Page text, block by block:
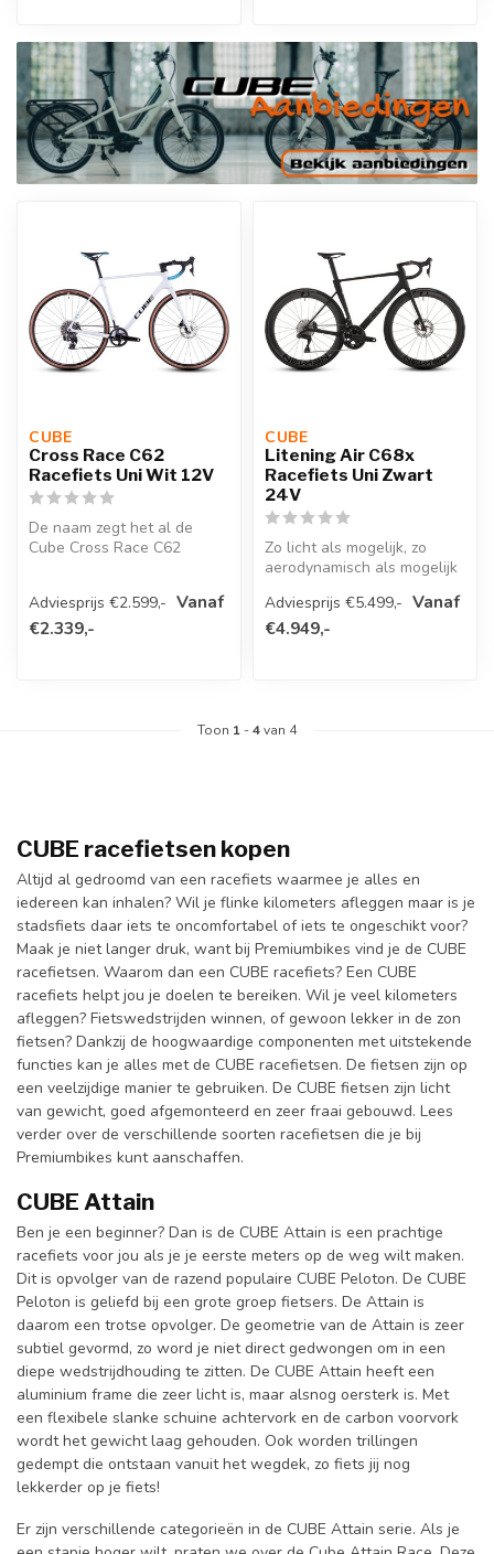
CUBE
Cross Race C62
Racefiets Uni Wit 12V
De naam zegt het al de
Cube Cross Race C62
Adviesprijs €2.599,- Vanaf
€2.339,-
CUBE
Litening Air C68x
Racefiets Uni Zwart
24V
Zo licht als mogelijk, zo
aerodynamisch als mogelijk
goedgekeurd...
Adviesprijs €5.499,- Vanaf
€4.949,-
Toon 1 -4van 4
CUBE racefietsen kopen
Altijd al gedroomd van een racefiets waarmee je alles en
iedereen kan inhalen? Wil je flinke kilometers afleggen maar is je
stadsfiets daar iets te oncomfortabel of iets te ongeschikt voor?
Maak je niet langer druk, want bij Premiumbikes vind je de CUBE
racefietsen. Waarom dan een CUBE racefiets? Een CUBE
racefiets helpt jou je doelen te bereiken. Wil je veel kilometers
afleggen? Fietswedstrijden winnen, of gewoon lekker in de zon
fietsen? Dankzij de hoogwaardige componenten met uitstekende
functies kan je alles met de CUBE racefietsen. De fietsen zijn op
een veelzijdige manier te gebruiken. De CUBE fietsen zijn licht
van gewicht, goed afgemonteerd en zeer fraai gebouwd. Lees
verder over de verschillende soorten racefietsen die je bij
Premiumbikes kunt aanschaffen.
CUBE Attain
Ben je een beginner? Dan is de CUBE Attain is een prachtige
racefiets voor jou als je je eerste meters op de weg wilt maken.
Dit is opvolger van de razend populaire CUBE Peloton. De CUBE
Peloton is geliefd bij een grote groep fietsers. De Attain is
daarom een trotse opvolger. De geometrie van de Attain is zeer
subtiel gevormd, zo word je niet direct gedwongen om in een
diepe wedstrijdhouding te zitten. De CUBE Attain heeft een
aluminium frame die zeer licht is, maar alsnog oersterk is. Met
een flexibele slanke schuine achtervork en de carbon voorvork
wordt het gewicht laag gehouden. Ook worden trillingen
gedempt die ontstaan vanuit het wegdek, zo fiets jij nog
lekkerder op je fiets!
Er zijn verschillende categorieën in de CUBE Attain serie. Als je